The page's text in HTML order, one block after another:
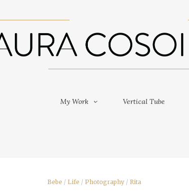
My Work
My Work Vertical Tube
Bebe /Life /Photography /Rita